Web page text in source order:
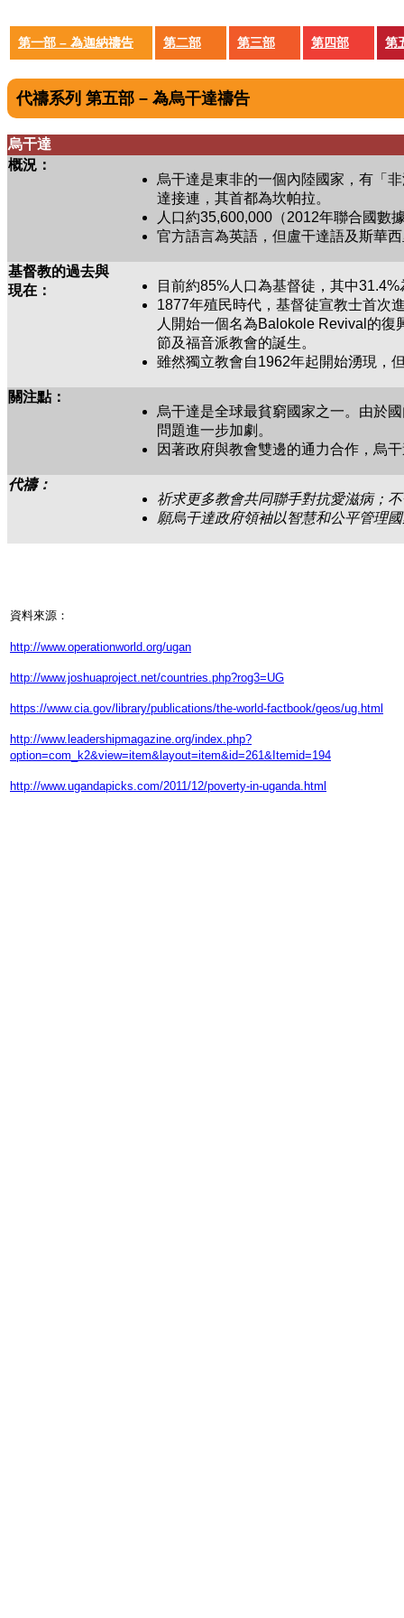
第一部 – 為迦納禱告 第二部 第三部 第四部 第
代禱系列 第五部 – 為烏干達禱告
烏干達
概況：
烏干達是東非的一個內陸國家，有「
達接連，其首都為坎帕拉。
人口約35,600,000（2012年聯合國數
官方語言為英語，但盧干達語及斯華
基督教的過去與
現在：
目前約85%人口為基督徒，其中
1877年殖民時代，基督徒宣教士首次
人開始一個名為Balokole Revival的復
節及福音派教會的誕生。
雖然獨立教會自1962年起開始湧現，
關注點：
烏干達是全球最貧窮國家之一。由於
問題進一步加劇。
因著政府與教會雙邊的通力合作，烏
代禱：
祈求更多教會共同聯手對抗愛滋病；
願烏干達政府領袖以智慧和公平管理
資料來源：
http://www.operationworld.org/ugan
http://www.joshuaproject.net/countries.php?rog3=UG
https://www.cia.gov/library/publications/the-world-factbook/geos/ug.html
http://www.leadershipmagazine.org/index.php?
option=com_k2&view=item&layout=item&id=261&Itemid=194
http://www.ugandapicks.com/2011/12/poverty-in-uganda.html